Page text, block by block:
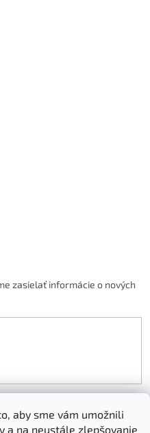
aby sme vám umožnili
a na neustále zlepšovanie
zasielať informácie o nových